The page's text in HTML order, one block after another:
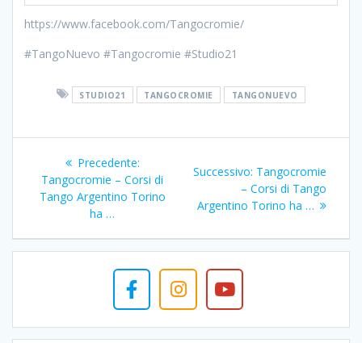
https://www.facebook.com/Tangocromie/
#TangoNuevo #Tangocromie #Studio21
STUDIO21 TANGOCROMIE TANGONUEVO
Navigazione
articoli
Precedente:Articolo
precedente:
Tangocromie – Corsi di
Tango Argentino Torino
ha …
Successivo: Articolo
successivo:
Tangocromie
– Corsi di Tango
Argentino Torino ha …